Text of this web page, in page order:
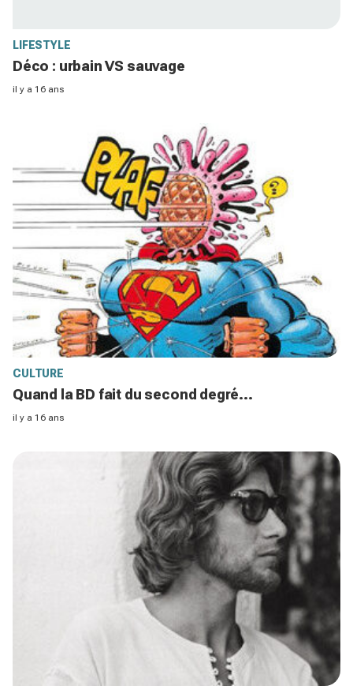
LIFESTYLE
Déco : urbain VS sauvage
il y a 16 ans
CULTURE
Quand la BD fait du second degré...
il y a 16 ans